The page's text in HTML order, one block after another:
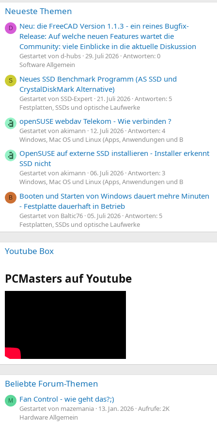
Neueste Themen
D
Neu: die FreeCAD Version 1.1.3 - ein reines Bugfix-
Release: Auf welche neuen Features wartet die
Community: viele Einblicke in die aktuelle Diskussion
Gestartet von d-hubs 29. Juli 2026 Antworten: 0
Software Allgemein
S
Neues SSD Benchmark Programm (AS SSD und
CrystalDiskMark Alternative)
Gestartet von SSD-Expert 21. Juli 2026 Antworten: 5
Festplatten, SSDs und optische Laufwerke
openSUSE webdav Telekom - Wie verbinden ?
Gestartet von akimann 12. Juli 2026 Antworten: 4
Windows, Mac OS und Linux (Apps, Anwendungen und B
OpenSUSE auf externe SSD installieren - Installer erkennt
SSD nicht
Gestartet von akimann 06. Juli 2026 Antworten: 3
Windows, Mac OS und Linux (Apps, Anwendungen und B
B
Booten und Starten von Windows dauert mehre Minuten
- Festplatte dauerhaft in Betrieb
Gestartet von Baltic76 05. Juli 2026 Antworten: 5
Festplatten, SSDs und optische Laufwerke
Youtube Box
PCMasters auf Youtube
Beliebte Forum-Themen
M Fan Control - wie geht das?;)
Gestartet von mazemania 13. Jan. 2026 Aufrufe: 2K
Hardware Allgemein